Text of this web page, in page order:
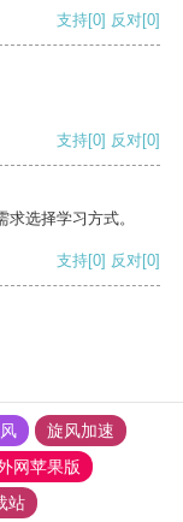
支持[0] 反对[0]
支持[0] 反对[0]
选择学习方式。
支持[0] 反对[0]
旋风加速
网苹果版
站